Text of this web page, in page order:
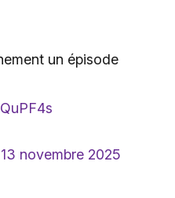
un épisode
13 novembre 2025